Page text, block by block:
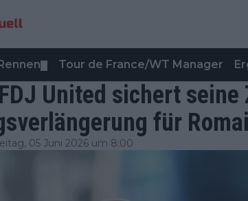
Tour de France/WT Manager
United sichert
für
05 Juni 2026 um 8:00